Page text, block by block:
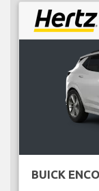
BUICK